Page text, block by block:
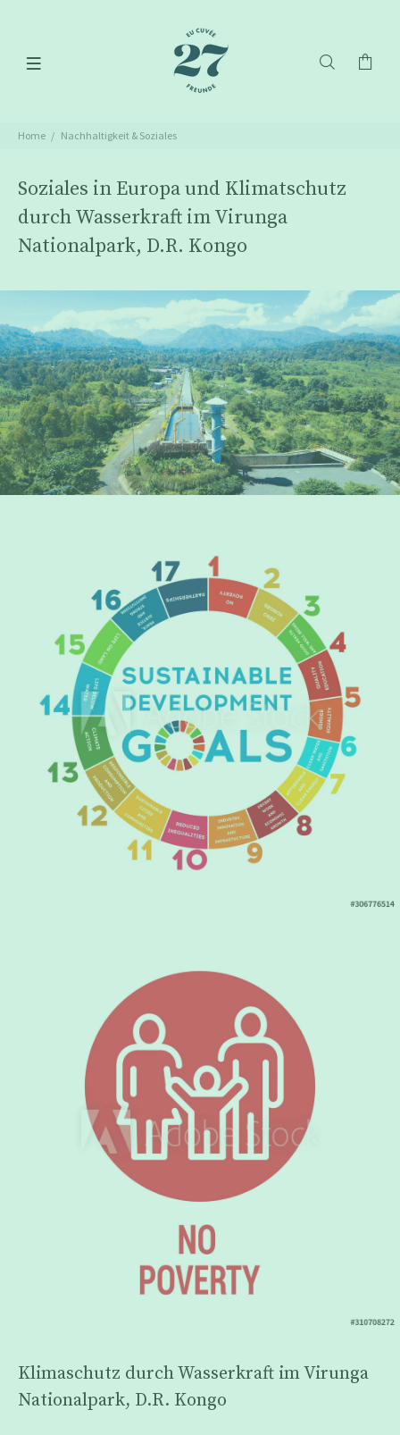
Home Nachhaltigkeit & Soziales
Soziales in Europa und Klimatschutz
durch Wasserkraft im Virunga
Nationalpark, D.R. Kongo
Klimaschutz durch Wasserkraft im Virunga
Nationalpark, D.R. Kongo